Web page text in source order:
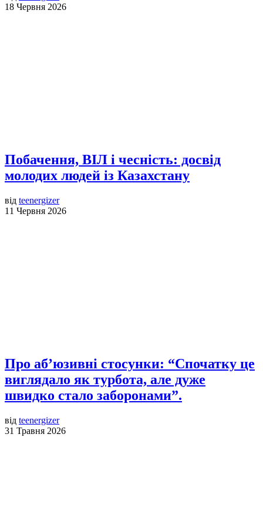
18 Червня 2026
Побачення, ВІЛ і чесність: досвід
молодих людей із Казахстану
від teenergizer
11 Червня 2026
Про аб’юзивні стосунки: “Спочатку це
виглядало як турбота, але дуже
швидко стало заборонами”.
від teenergizer
31 Травня 2026